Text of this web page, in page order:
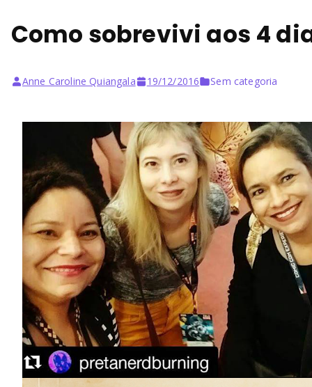
Como sobrevivi aos 4
Anne Caroline Quiangala 19/12/2016 Sem categoria